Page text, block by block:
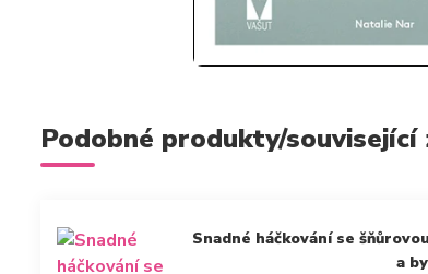
Podobné produkty/související
Snadné háčkování se
a